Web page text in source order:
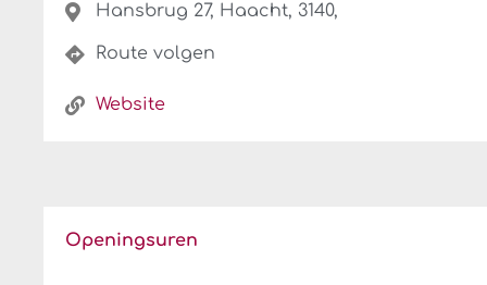
Hansbrug 27, Haacht, 3140,
Route volgen
Website
Openingsuren